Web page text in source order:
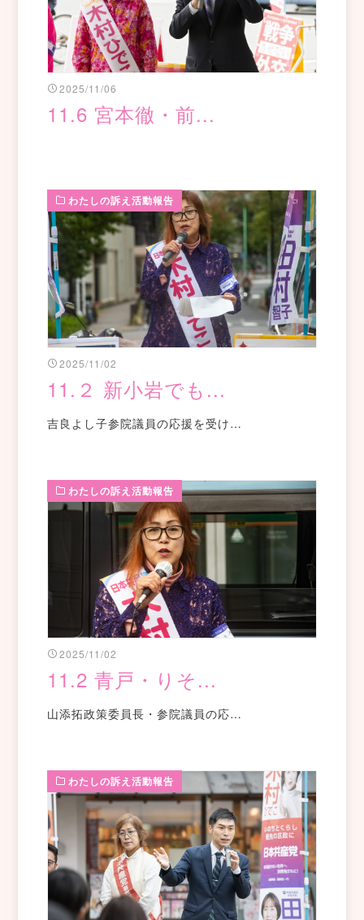
2025/11/06
11.6 宮本徹・前...
わたしの訴え活動報告
2025/11/02
11.２ 新小岩でも...
吉良よし子参院議員の応援を受け…
わたしの訴え活動報告
2025/11/02
11.2 青戸・りそ...
山添拓政策委員長・参院議員の応…
わたしの訴え活動報告